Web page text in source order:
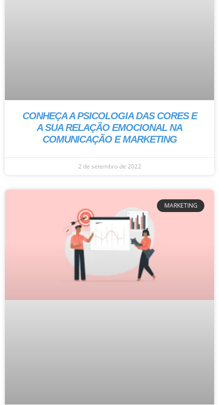
CONHEÇA A PSICOLOGIA DAS CORES E
A SUA RELAÇÃO EMOCIONAL NA
COMUNICAÇÃO E MARKETING
2 de setembro de 2022
MARKETING